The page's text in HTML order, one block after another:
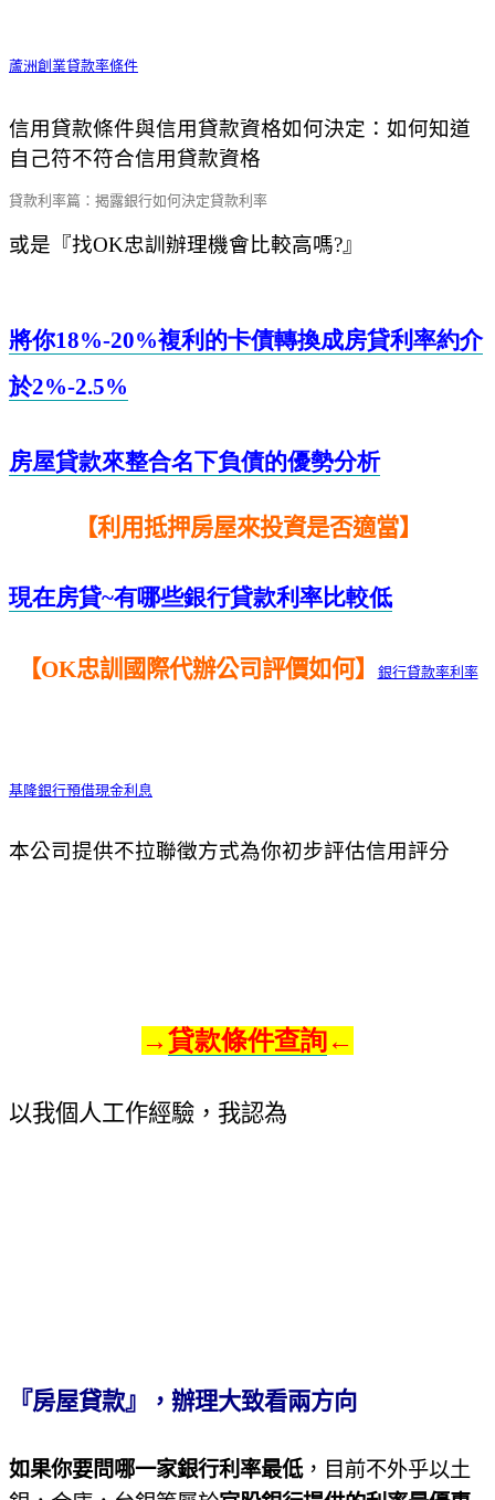
蘆洲創業貸款率條件
信用貸款條件與信用貸款資格如何決定：如何知道
自己符不符合信用貸款資格
貸款利率篇：揭露銀行如何決定貸款利率
或是『找OK忠訓辦理機會比較高嗎?』
將你18%-20%複利的卡債轉換成房貸利率約介
於2%-2.5%
房屋貸款來整合名下負債的優勢分析
【利用抵押房屋來投資是否適當】
現在房貸~有哪些銀行貸款利率比較低
【OK忠訓國際代辦公司評價如何】 銀行貸款率利率
基隆銀行預借現金利息
本公司提供不拉聯徵方式為你初步評估信用評分
→貸款條件查詢←
以我個人工作經驗，我認為
『房屋貸款』，辦理大致看兩方向
如果你要問哪一家銀行利率最低，目前不外乎以土